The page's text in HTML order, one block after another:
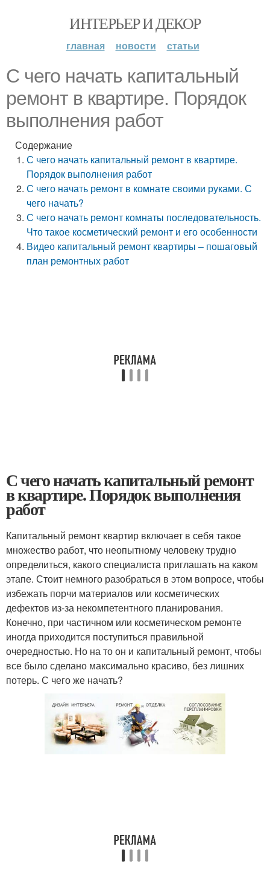
ИНТЕРЬЕР И ДЕКОР
главная новости статьи
С чего начать капитальный
ремонт в квартире. Порядок
выполнения работ
Содержание
С чего начать капитальный ремонт в квартире.
Порядок выполнения работ
С чего начать ремонт в комнате своими руками. С
чего начать?
С чего начать ремонт комнаты последовательность.
Что такое косметический ремонт и его особенности
Видео капитальный ремонт квартиры – пошаговый
план ремонтных работ
С чего начать капитальный ремонт
в квартире. Порядок выполнения
работ
Капитальный ремонт квартир включает в себя такое
множество работ, что неопытному человеку трудно
определиться, какого специалиста приглашать на каком
этапе. Стоит немного разобраться в этом вопросе, чтобы
избежать порчи материалов или косметических
дефектов из-за некомпетентного планирования.
Конечно, при частичном или косметическом ремонте
иногда приходится поступиться правильной
очередностью. Но на то он и капитальный ремонт, чтобы
все было сделано максимально красиво, без лишних
потерь. С чего же начать?